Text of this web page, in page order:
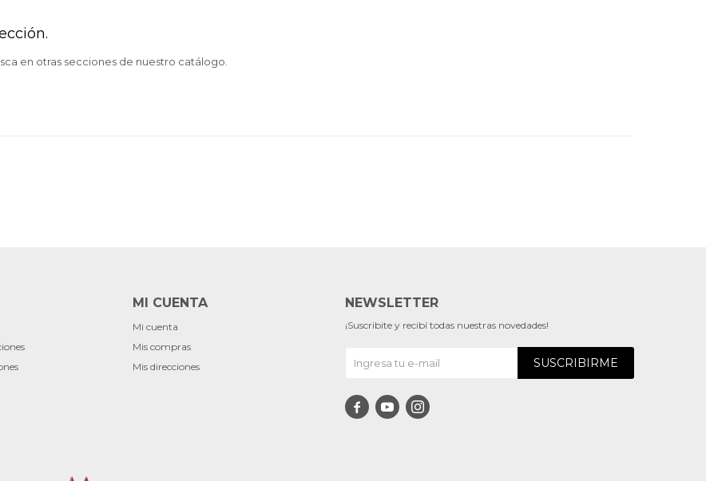
en otras secciones de nuestro catálogo.
MI CUENTA
Mi cuenta
Mis compras
Mis direcciones
NEWSLETTER
¡Suscribite y recibí todas nuestras novedades!
SUSCRIBIRME
  